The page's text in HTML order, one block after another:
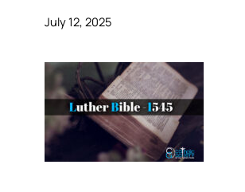
July 12, 2025